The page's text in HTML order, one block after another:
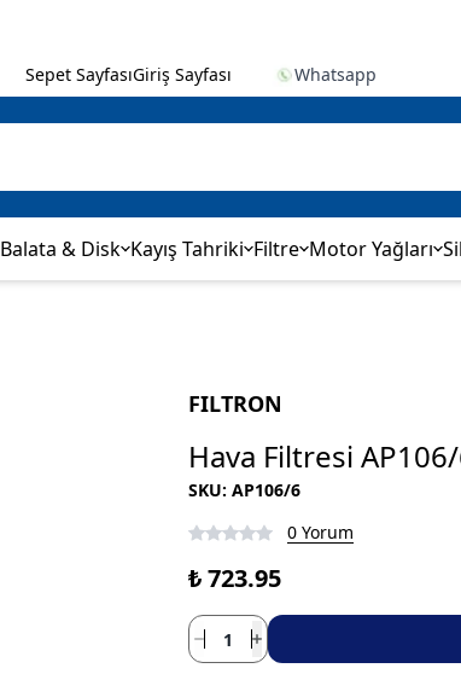
Sepet SayfasıGiriş Sayfası Whatsapp
Balata & Disk Kayış Tahriki Filtre Motor Yağları
FILTRON
Hava Filtresi
SKU: AP106/6
0 Yorum
₺ 723.95